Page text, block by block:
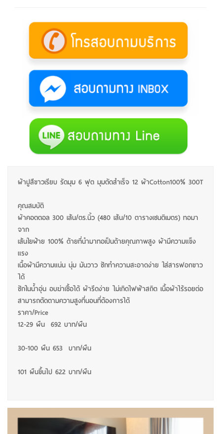
ผ้าปูสีขาวเรียบ รัดมุม 6 ฟุต มุมตัดสำเร็จ 12 ผ้าCotton100% 300T
คุณสมบัติ
ผ้าคอตตอล 300 เส้น/ตร.นิ้ว (480 เส้น/10 ตารางเซนติเมตร) ทอมา
จาก
เส้นใยฝ้าย 100% ด้ายที่นำมาทอเป็นด้ายคุณภาพสูง ผ้ามีความแข็ง
แรง
เนื้อผ้ามีความแน่น นุ่ม มันวาว ซักทำความสะอาดง่าย ใส่สารฟอกขาว
ได้
ซักในน้ำอุ่น อบฆ่าเชื้อได้ ผ้ารีดง่าย ไม่เกิดไฟฟ้าสถิต เนื้อผ้าไร้รอยต่อ
สามารถตัดตามความสูงที่นอนที่ต้องการได้
ราคา/Price
12-29 ผืน 692 บาท/ผืน
30-100 ผืน 653 บาท/ผืน
101 ผืนขึ้นไป 622 บาท/ผืน